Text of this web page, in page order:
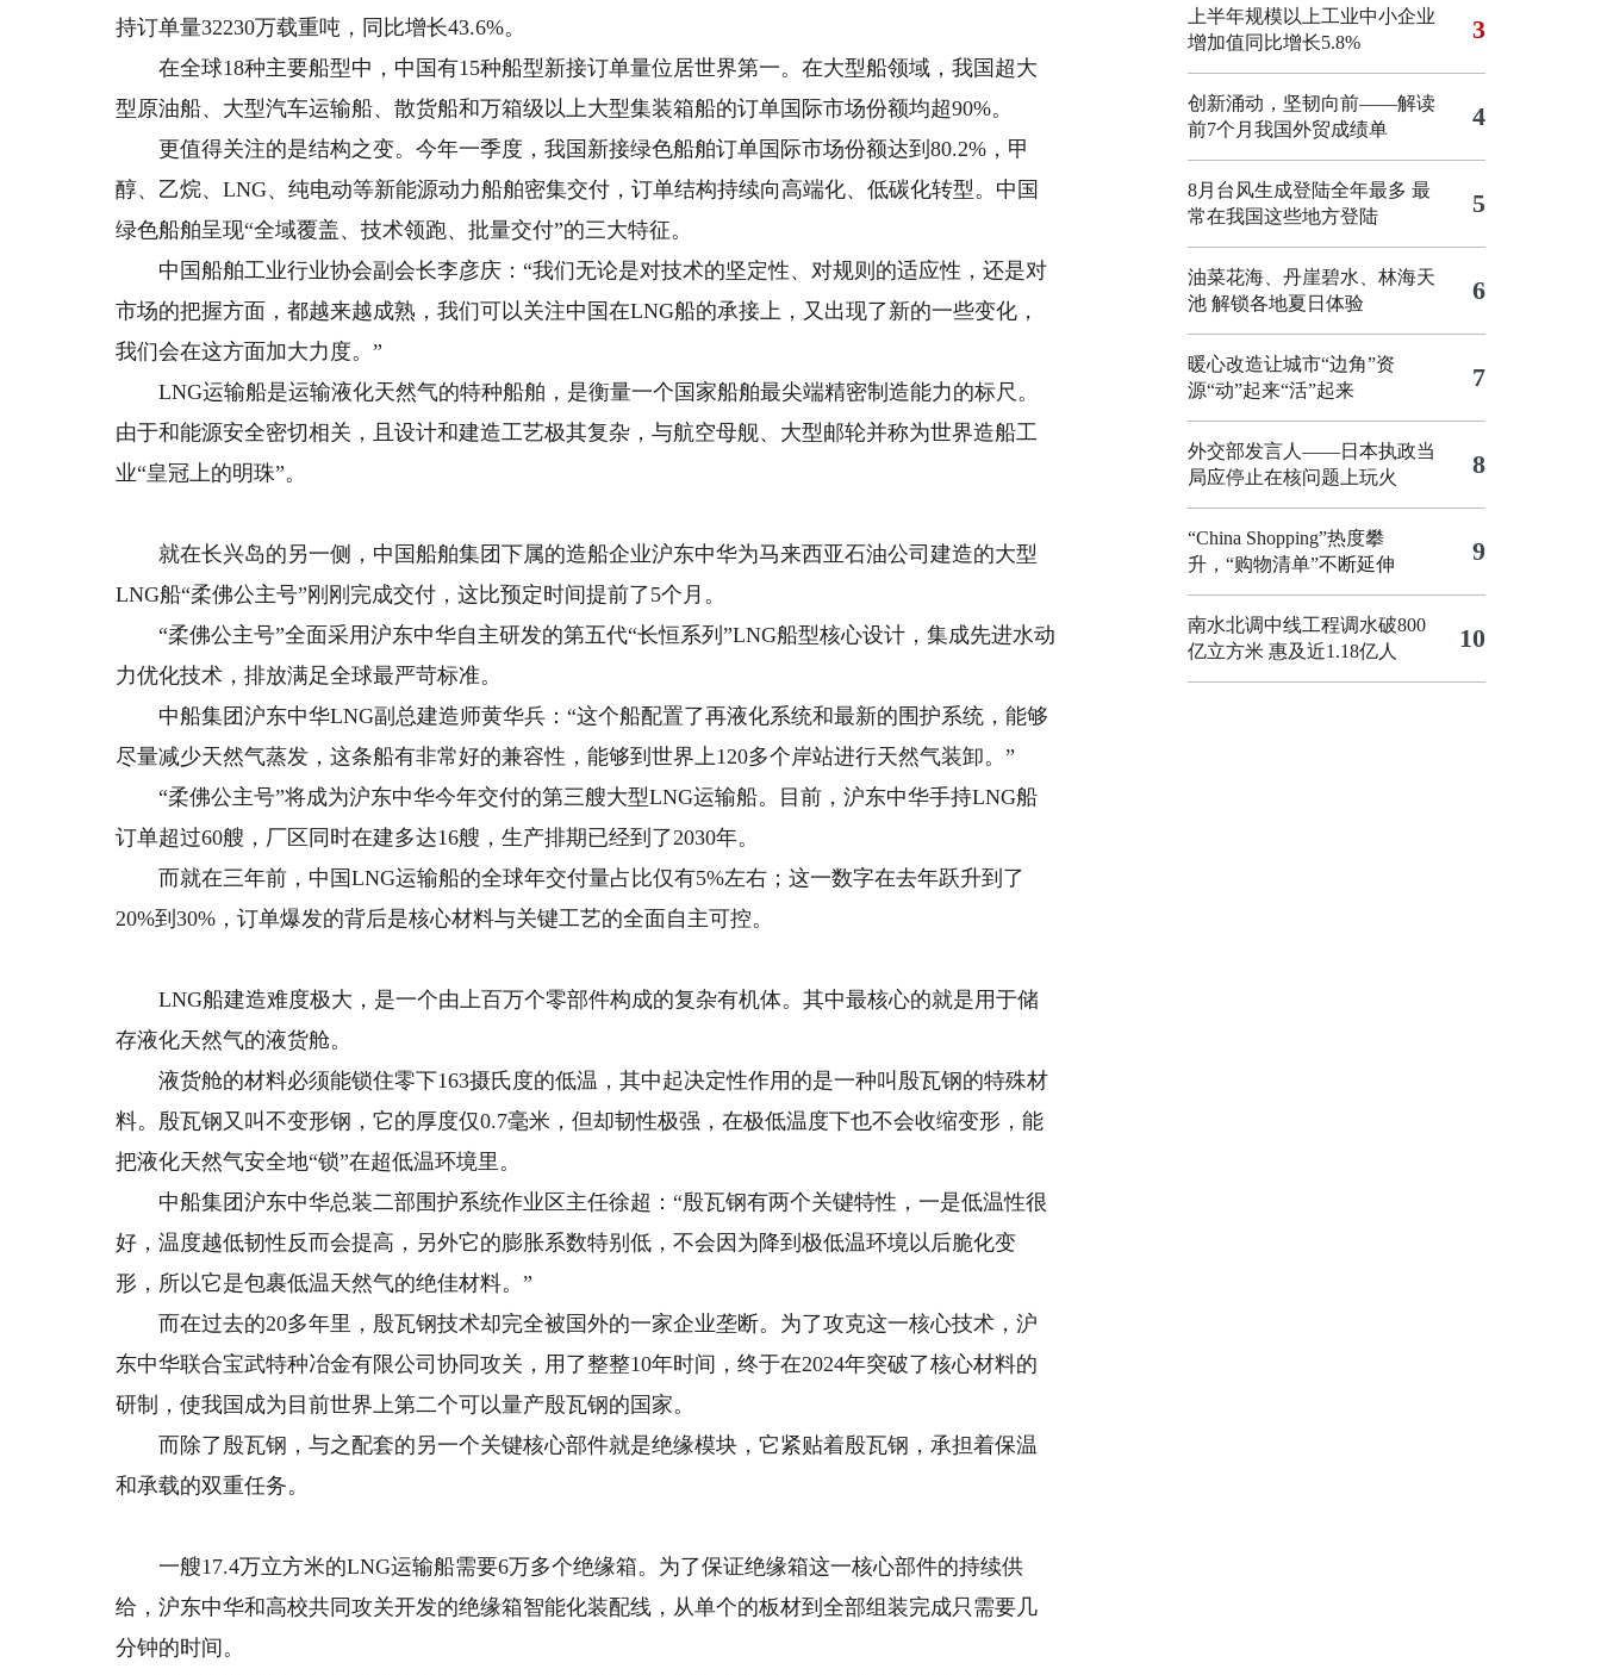
持订单量32230万载重吨，同比增长43.6%。
在全球18种主要船型中，中国有15种船型新接订单量位居世界第一。在大型船领域，我国超大
型原油船、大型汽车运输船、散货船和万箱级以上大型集装箱船的订单国际市场份额均超90%。
更值得关注的是结构之变。今年一季度，我国新接绿色船舶订单国际市场份额达到80.2%，甲
醇、乙烷、LNG、纯电动等新能源动力船舶密集交付，订单结构持续向高端化、低碳化转型。中国
绿色船舶呈现“全域覆盖、技术领跑、批量交付”的三大特征。
中国船舶工业行业协会副会长李彦庆：“我们无论是对技术的坚定性、对规则的适应性，还是对
市场的把握方面，都越来越成熟，我们可以关注中国在LNG船的承接上，又出现了新的一些变化，
我们会在这方面加大力度。”
LNG运输船是运输液化天然气的特种船舶，是衡量一个国家船舶最尖端精密制造能力的标尺。
由于和能源安全密切相关，且设计和建造工艺极其复杂，与航空母舰、大型邮轮并称为世界造船工
业“皇冠上的明珠”。
就在长兴岛的另一侧，中国船舶集团下属的造船企业沪东中华为马来西亚石油公司建造的大型
LNG船“柔佛公主号”刚刚完成交付，这比预定时间提前了5个月。
“柔佛公主号”全面采用沪东中华自主研发的第五代“长恒系列”LNG船型核心设计，集成先进水动
力优化技术，排放满足全球最严苛标准。
中船集团沪东中华LNG副总建造师黄华兵：“这个船配置了再液化系统和最新的围护系统，能够
尽量减少天然气蒸发，这条船有非常好的兼容性，能够到世界上120多个岸站进行天然气装卸。”
“柔佛公主号”将成为沪东中华今年交付的第三艘大型LNG运输船。目前，沪东中华手持LNG船
订单超过60艘，厂区同时在建多达16艘，生产排期已经到了2030年。
而就在三年前，中国LNG运输船的全球年交付量占比仅有5%左右；这一数字在去年跃升到了
20%到30%，订单爆发的背后是核心材料与关键工艺的全面自主可控。
LNG船建造难度极大，是一个由上百万个零部件构成的复杂有机体。其中最核心的就是用于储
存液化天然气的液货舱。
液货舱的材料必须能锁住零下163摄氏度的低温，其中起决定性作用的是一种叫殷瓦钢的特殊材
料。殷瓦钢又叫不变形钢，它的厚度仅0.7毫米，但却韧性极强，在极低温度下也不会收缩变形，能
把液化天然气安全地“锁”在超低温环境里。
中船集团沪东中华总装二部围护系统作业区主任徐超：“殷瓦钢有两个关键特性，一是低温性很
好，温度越低韧性反而会提高，另外它的膨胀系数特别低，不会因为降到极低温环境以后脆化变
形，所以它是包裹低温天然气的绝佳材料。”
而在过去的20多年里，殷瓦钢技术却完全被国外的一家企业垄断。为了攻克这一核心技术，沪
东中华联合宝武特种冶金有限公司协同攻关，用了整整10年时间，终于在2024年突破了核心材料的
研制，使我国成为目前世界上第二个可以量产殷瓦钢的国家。
而除了殷瓦钢，与之配套的另一个关键核心部件就是绝缘模块，它紧贴着殷瓦钢，承担着保温
和承载的双重任务。
一艘17.4万立方米的LNG运输船需要6万多个绝缘箱。为了保证绝缘箱这一核心部件的持续供
给，沪东中华和高校共同攻关开发的绝缘箱智能化装配线，从单个的板材到全部组装完成只需要几
分钟的时间。
上半年规模以上工业中小企业
增加值同比增长5.8%
3
创新涌动，坚韧向前——解读
前7个月我国外贸成绩单
4
8月台风生成登陆全年最多 最
常在我国这些地方登陆
5
油菜花海、丹崖碧水、林海天
池 解锁各地夏日体验
6
暖心改造让城市“边角”资
源“动”起来“活”起来
7
外交部发言人——日本执政当
局应停止在核问题上玩火
8
“China Shopping”热度攀
升，“购物清单”不断延伸
9
南水北调中线工程调水破800
亿立方米 惠及近1.18亿人
10